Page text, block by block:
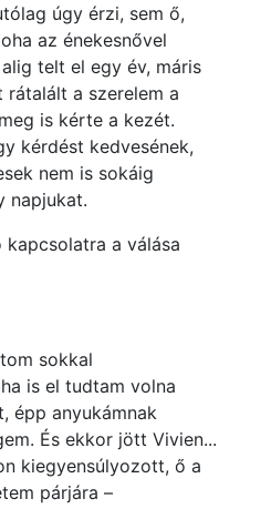
úgy érzi, sem ő,
az énekesnővel
telt el egy év, máris
rátalált a szerelem a
is kérte a kezét.
kérdést kedvesének,
nem is sokáig
napjukat.
a válása
sokkal
is el tudtam volna
épp anyukámnak
És ekkor jött Vivien...
kiegyensúlyozott, ő a
párjára –